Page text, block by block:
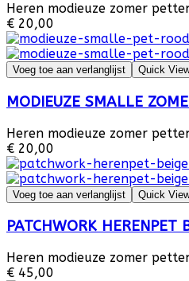
Heren modieuze zomer
€ 20,00
Voeg toe aan verlanglijst Quick
MODIEUZE SMALLE
Heren modieuze zomer
€ 20,00
Voeg toe aan verlanglijst Quick
PATCHWORK HERENPET
Heren modieuze zomer
€ 45,00